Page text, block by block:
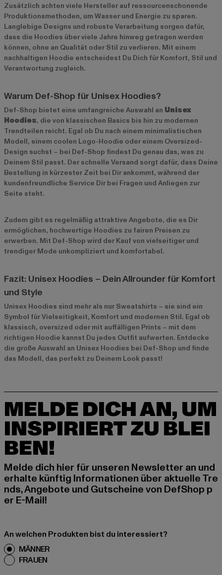
Zusätzlich achten viele Hersteller auf ressourcenschonende
Produktionsmethoden, um Wasser und Energie zu sparen.
Langlebige Designs und robuste Verarbeitung sorgen dafür,
dass die Hoodies über viele Jahre hinweg getragen werden
können, ohne an Qualität oder Stil zu verlieren. Mit einem
nachhaltigen Hoodie entscheidest Du Dich für Komfort, Stil und
Verantwortung zugleich.
Warum Def-Shop für Unisex Hoodies?
Def-Shop bietet eine umfangreiche Auswahl an Unisex
Hoodies, die von klassischen Basics bis hin zu modernen
Trendteilen reicht. Egal ob Du nach einem minimalistischen
Modell, einem coolen Logo-Hoodie oder einem Oversized-
Design suchst – bei Def-Shop findest Du genau das, was zu
Deinem Stil passt. Der schnelle Versand sorgt dafür, dass Deine
Bestellung in kürzester Zeit bei Dir ankommt, während der
kundenfreundliche Service Dir bei Fragen und Anliegen zur
Seite steht.
Zudem gibt es regelmäßig attraktive Angebote, die es Dir
ermöglichen, hochwertige Hoodies zu fairen Preisen zu
erwerben. Mit Def-Shop wird der Kauf von vielseitiger und
trendiger Mode unkompliziert und komfortabel.
Fazit: Unisex Hoodies – Dein Allrounder für Komfort
und Style
Unisex Hoodies sind mehr als nur Sweatshirts – sie sind ein
Symbol für Vielseitigkeit, Komfort und modernen Stil. Egal ob
klassisch, oversized oder mit auffälligen Prints – mit dem
richtigen Hoodie kannst Du jedes Outfit aufwerten. Entdecke
die große Auswahl an Unisex Hoodies bei Def-Shop und finde
das Modell, das perfekt zu Deinem Look passt!
MELDE DICH AN, UM
INSPIRIERT ZU BLEI
BEN!
Melde dich hier für unseren Newsletter an und
erhalte künftig Informationen über aktuelle Tre
nds, Angebote und Gutscheine von DefShop p
er E-Mail!
An welchen Produkten bist du interessiert?
MÄNNER
FRAUEN